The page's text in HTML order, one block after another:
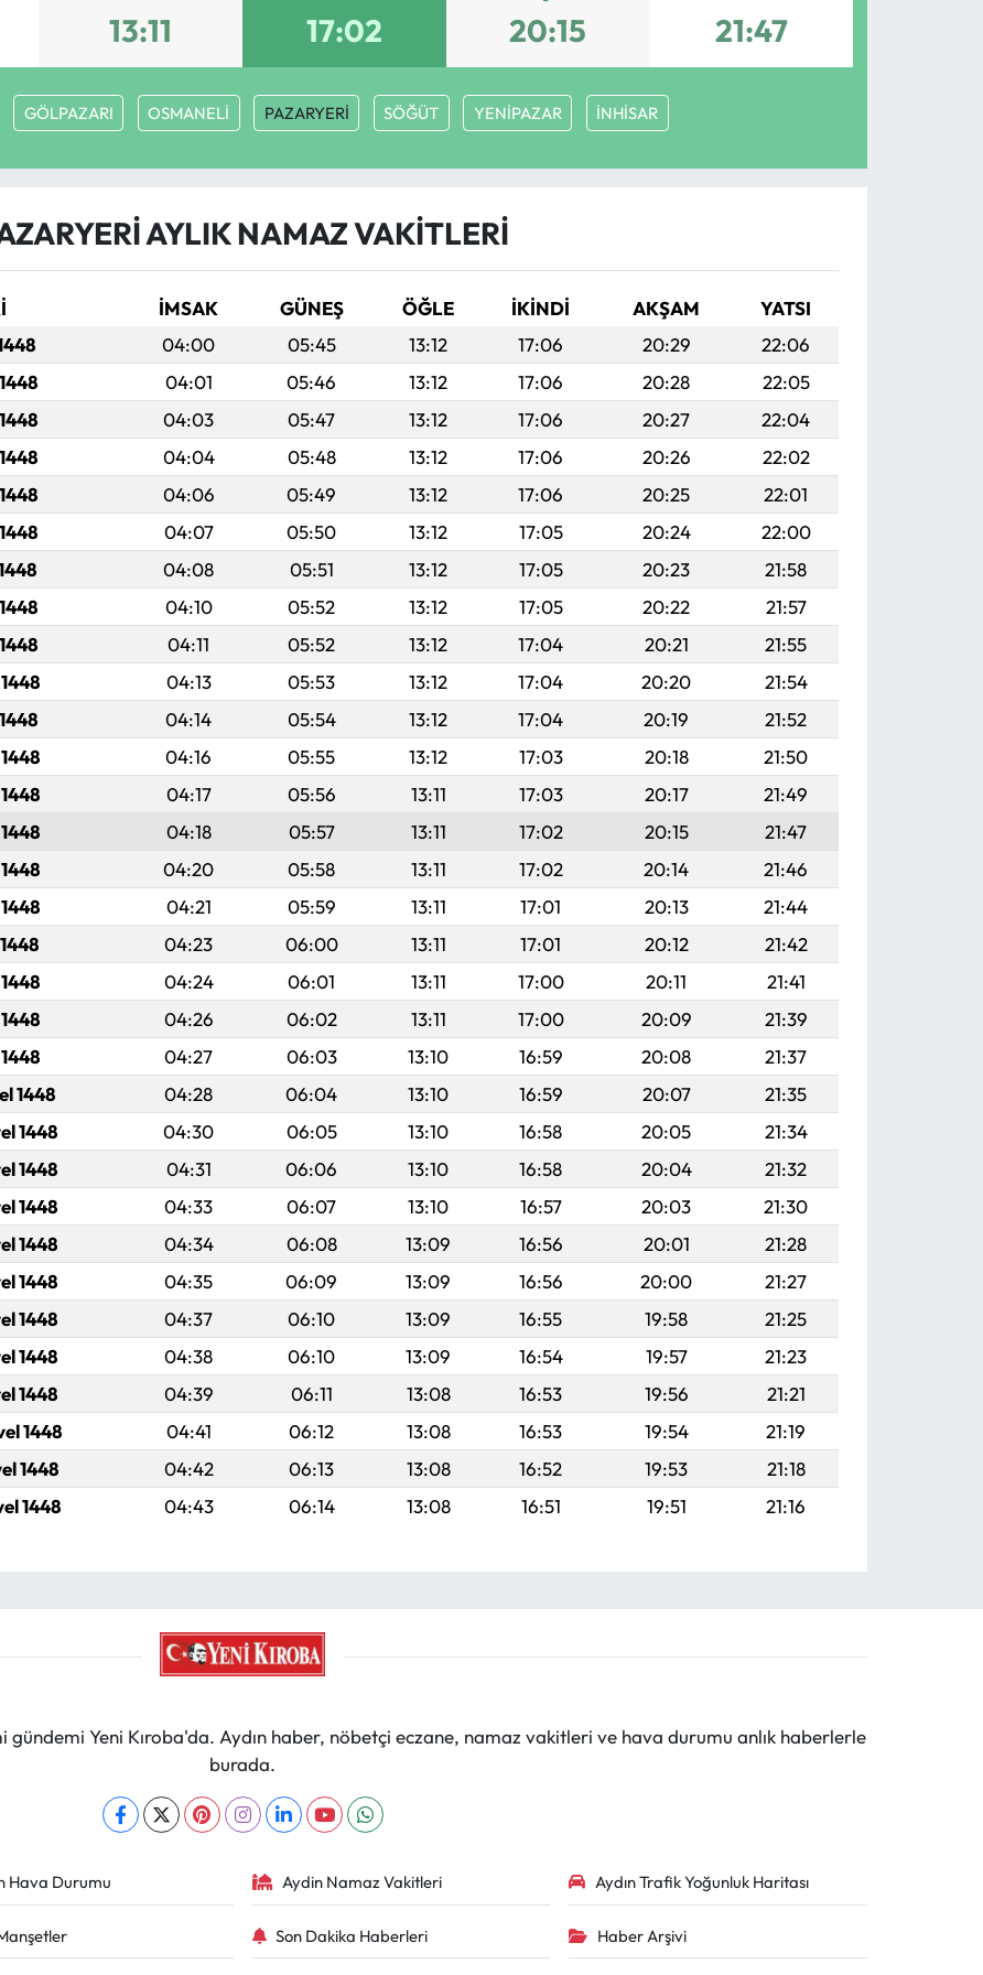
13:11 17:02 20:15 21:47
GÖLPAZARI OSMANELİ PAZARYERİ SÖĞÜT YENİPAZAR İNHİSAR
AYLIK NAMAZ VAKITLERI
İMSAK GÜNEŞ ÖĞLE İKINDI AKŞAM
YATSI
04:00 05:45 13:12 17:06 20:29
22:06
04:01 05:46 13:12 17:06 20:28
22:05
04:03 05:47 13:12 17:06 20:27
22:04
04:04 05:48 13:12 17:06 20:26
22:02
04:06 05:49 13:12 17:06 20:25
22:01
04:07 05:50 13:12 17:05 20:24
22:00
04:08 05:51 13:12 17:05 20:23
21:58
04:10 05:52 13:12 17:05 20:22
21:57
04:11 05:52 13:12 17:04 20:21
21:55
04:13 05:53 13:12 17:04 20:20
21:54
04:14 05:54 13:12 17:04 20:19
21:52
04:16 05:55 13:12 17:03 20:18
21:50
04:17 05:56 13:11 17:03 20:17
21:49
04:18 05:57 13:11 17:02 20:15
21:47
04:20 05:58 13:11 17:02 20:14
21:46
04:21 05:59 13:11 17:01 20:13
21:44
04:23 06:00 13:11 17:01 20:12
21:42
04:24 06:01 13:11 17:00 20:11
21:41
04:26 06:02 13:11 17:00 20:09
21:39
04:27 06:03 13:10 16:59 20:08
21:37
1448 04:28 06:04 13:10 16:59 20:07
21:35
1448 04:30 06:05 13:10 16:58 20:05
21:34
1448 04:31 06:06 13:10 16:58 20:04
21:32
1448 04:33 06:07 13:10 16:57 20:03
21:30
1448 04:34 06:08 13:09 16:56 20:01
21:28
1448 04:35 06:09 13:09 16:56 20:00
21:27
1448 04:37 06:10 13:09 16:55 19:58
21:25
1448 04:38 06:10 13:09 16:54 19:57
21:23
1448 04:39 06:11 13:08 16:53 19:56
21:21
1448 04:41 06:12 13:08 16:53 19:54
21:19
1448 04:42 06:13 13:08 16:52 19:53
21:18
1448 04:43 06:14 13:08 16:51 19:51 21:16
Yeni Kıroba'da. Aydın haber, nöbetçi eczane, namaz vakitleri ve hava durumu anlık haberlerle
burada.
Hava Durumu Aydin Namaz Vakitleri Aydın Trafik Yoğunluk Haritası
Son Dakika Haberleri Haber Arşivi